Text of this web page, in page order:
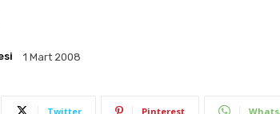
1 Mart 2008
Twitter Pinterest